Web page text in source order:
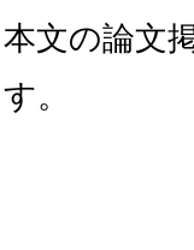
文の論文
。